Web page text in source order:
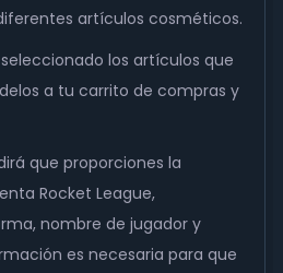
artículos cosméticos.
los artículos que
a tu carrito de compras y
que proporciones la
Rocket League,
nombre de jugador y
es necesaria para que